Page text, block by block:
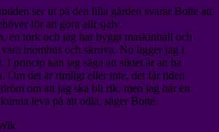
ser ut på den lilla gården svarar Botte att
för att göra allt själv.
en tork och jag har byggt maskinhall och
inomhus och skruva. Nu ligger jag i
I princip kan jag säga att siktet är att ha
Om det är rimligt eller inte, det får tiden
om att jag ska bli rik, men jag har en
leva på att odla, säger Botte.